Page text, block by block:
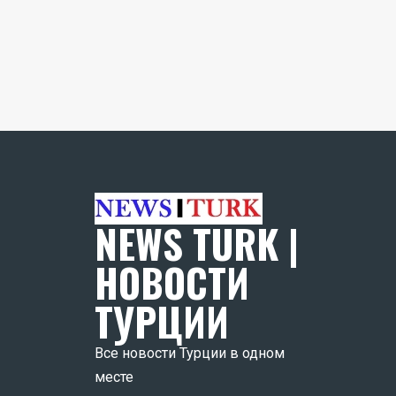
NEWS TURK |
НОВОСТИ
ТУРЦИИ
Все новости Турции в одном
месте